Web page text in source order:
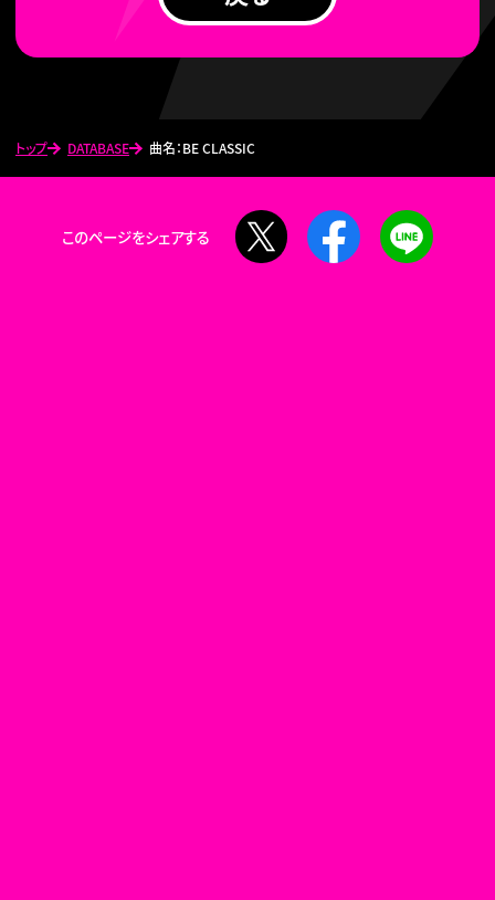
トップ DATABASE 曲名：BE CLASSIC
このページをシェアする
Facebook